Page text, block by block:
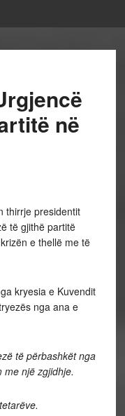
në
thirrje presidentit
të gjithë partitë
e thellë me të
kryesia e Kuvendit
nga ana e
të përbashkët nga
një zgjidhje.